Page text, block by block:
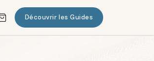
Découvrir les Guides